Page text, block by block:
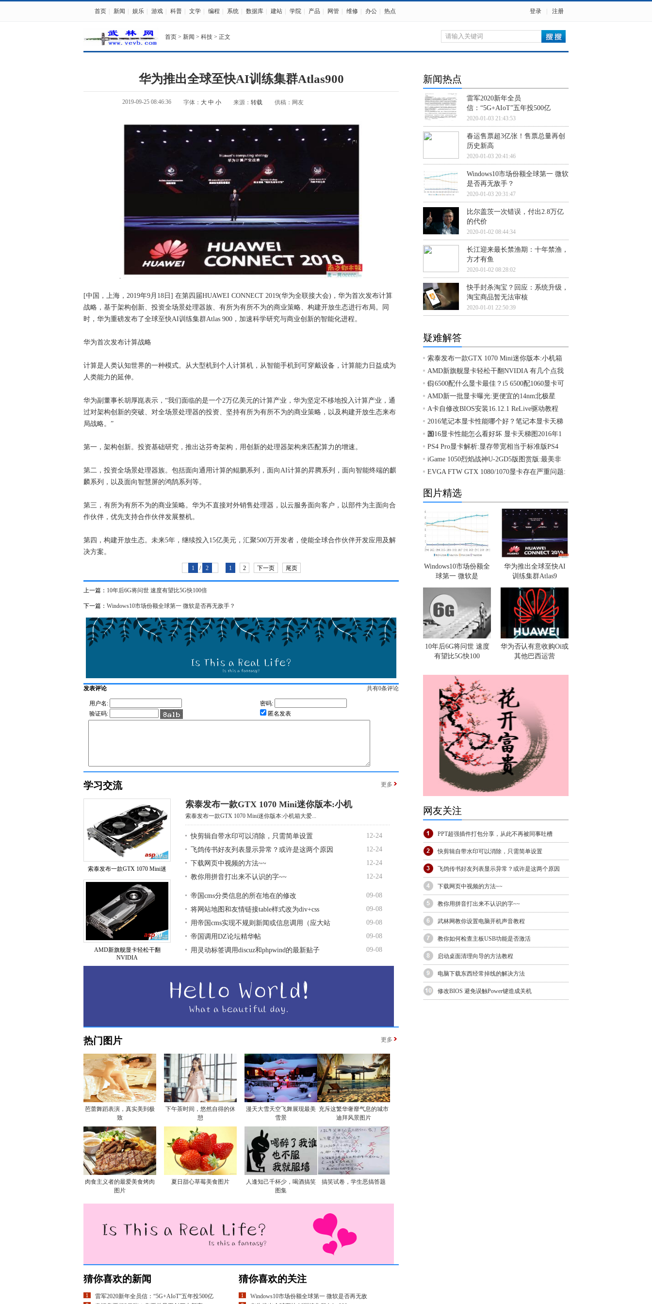
首页 新闻 娱乐 游戏 科普 文学 编程 系统 数据库 建站 学院 产品 网管 维修 办公 热点 登录 注册
首页 > 新闻 > 科技 > 正文
华为推出全球至快AI训练集群Atlas900
2019-09-25 08:46:36 字体： 大 中 小 来源： 转载 供稿：网友
[中国，上海，2019年9月18日] 在第四届HUAWEI CONNECT 2019(华为全联接大会)，华为首次发布计算
战略，基于架构创新、投资全场景处理器族、有所为有所不为的商业策略、构建开放生态进行布局。同
时，华为重磅发布了全球至快AI训练集群Atlas 900，加速科学研究与商业创新的智能化进程。
华为首次发布计算战略
计算是人类认知世界的一种模式。从大型机到个人计算机，从智能手机到可穿戴设备，计算能力日益成为
人类能力的延伸。
华为副董事长胡厚崑表示，“我们面临的是一个2万亿美元的计算产业，华为坚定不移地投入计算产业，通
过对架构创新的突破、对全场景处理器的投资、坚持有所为有所不为的商业策略，以及构建开放生态来布
局战略。”
第一，架构创新。投资基础研究，推出达芬奇架构，用创新的处理器架构来匹配算力的增速。
第二，投资全场景处理器族。包括面向通用计算的鲲鹏系列，面向AI计算的昇腾系列，面向智能终端的麒
麟系列，以及面向智慧屏的鸿鹄系列等。
第三，有所为有所不为的商业策略。华为不直接对外销售处理器，以云服务面向客户，以部件为主面向合
作伙伴，优先支持合作伙伴发展整机。
第四，构建开放生态。未来5年，继续投入15亿美元，汇聚500万开发者，使能全球合作伙伴开发应用及解
决方案。
1 / 2 1 2 下一页 尾页
上一篇： 10年后6G将问世 速度有望比5G快100倍
下一篇： Windows10市场份额全球第一 微软是否再无敌手？
发表评论 共有0条评论
用户名:
密码:
验证码:
匿名发表
学习交流 更多
索泰发布一款GTX 1070 Mini迷
AMD新旗舰显卡轻松干翻
NVIDIA
索泰发布一款GTX 1070 Mini迷你版本:小机
索泰发布一款GTX 1070 Mini迷你版本:小机箱大爱...
快剪辑自带水印可以消除，只需简单设置
12-24
飞鸽传书好友列表显示异常？或许是这两个原因
12-24
下载网页中视频的方法~~
12-24
教你用拼音打出来不认识的字~~
12-24
帝国cms分类信息的所在地在的修改
09-08
将网站地图和友情链接table样式改为div+css
09-08
用帝国cms实现不规则新闻或信息调用（应大站
09-08
帝国调用DZ论坛精华帖
09-08
用灵动标签调用discuz和phpwind的最新贴子
09-08
热门图片 更多
芭蕾舞蹈表演，真实美到极
致
下午茶时间，悠然自得的休
憩
漫天大雪天空飞舞展现最美
雪景
充斥这繁华奢靡气息的城市
迪拜风景图片
肉食主义者的最爱美食烤肉
图片
夏日甜心草莓美食图片
人逢知己千杯少，喝酒搞笑
图集
搞笑试卷，学生恶搞答题
猜你喜欢的新闻
雷军2020新年全员信：“5G+AIoT”五年投500亿
猜你喜欢的关注
Windows10市场份额全球第一 微软是否再无敌
新闻热点
雷军2020新年全员
信：“5G+AIoT”五年投500亿
2020-01-03 21:43:53
春运售票超3亿张！售票总量再创
历史新高
2020-01-03 20:41:46
Windows10市场份额全球第一 微软
是否再无敌手？
2020-01-03 20:31:47
比尔盖茨一次错误，付出2.8万亿
的代价
2020-01-02 08:44:34
长江迎来最长禁渔期：十年禁渔，
方才有鱼
2020-01-02 08:28:02
快手封杀淘宝？回应：系统升级，
淘宝商品暂无法审核
2020-01-01 22:50:39
疑难解答
索泰发布一款GTX 1070 Mini迷你版本:小机箱
AMD新旗舰显卡轻松干翻NVIDIA 有几个点我
们
i5 6500配什么显卡最佳？i5 6500配1060显卡可
AMD新一批显卡曝光:更便宜的14nm北极星
A卡自修改BIOS安装16.12.1 ReLive驱动教程
2016笔记本显卡性能哪个好？笔记本显卡天梯
图
2016显卡性能怎么看好坏 显卡天梯图2016年1
PS4 Pro显卡解析:显存带宽相当于标准版PS4
iGame 1050烈焰战神U-2GD5版图赏版:最美非
EVGA FTW GTX 1080/1070显卡存在严重问题:
图片精选
Windows10市场份额全
球第一 微软是
华为推出全球至快AI
训练集群Atlas9
10年后6G将问世 速度
有望比5G快100
华为否认有意收购Oi或
其他巴西运营
网友关注
PPT超强插件打包分享，从此不再被同事吐槽
快剪辑自带水印可以消除，只需简单设置
飞鸽传书好友列表显示异常？或许是这两个原因
下载网页中视频的方法~~
教你用拼音打出来不认识的字~~
武林网教你设置电脑开机声音教程
教你如何检查主板USB功能是否激活
启动桌面清理向导的方法教程
电脑下载东西经常掉线的解决方法
修改BIOS 避免误触Power键造成关机